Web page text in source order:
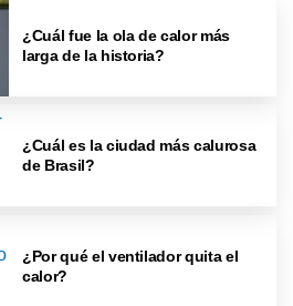
¿Cuál fue la ola de calor más
larga de la historia?
¿Cuál es la ciudad más calurosa
de Brasil?
¿Por qué el ventilador quita el
calor?